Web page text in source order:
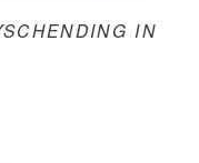
IN